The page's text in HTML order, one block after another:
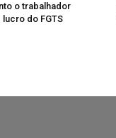
o trabalhador
do FGTS